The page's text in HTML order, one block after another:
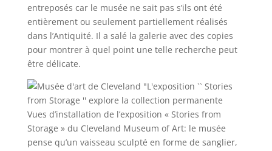
entreposés car le musée ne sait pas s’ils ont été
entièrement ou seulement partiellement réalisés
dans l’Antiquité. Il a salé la galerie avec des copies
pour montrer à quel point une telle recherche peut
être délicate.
Vues d’installation de l’exposition « Stories from
Storage » du Cleveland Museum of Art: le musée
pense qu’un vaisseau sculpté en forme de sanglier,